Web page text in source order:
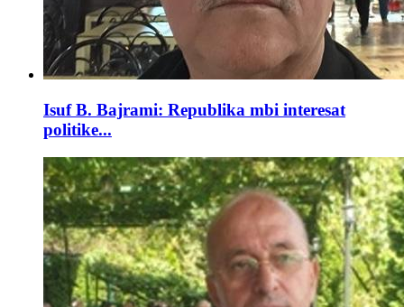
Isuf B. Bajrami: Republika mbi interesat
politike...